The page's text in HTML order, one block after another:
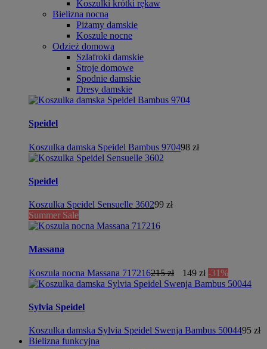
Koszulki krótki rękaw
Bielizna nocna
Piżamy damskie
Koszule nocne
Odzież domowa
Szlafroki damskie
Stroje domowe
Spodnie damskie
Dresy damskie
Speidel
Koszulka damska Speidel Bambus 970498 zł
Speidel
Koszulka Speidel Sensuelle 360299 zł
Summer Sale
Massana
Koszula nocna Massana 717216215 zł 149 zł -31%
Sylvia Speidel
Koszulka damska Sylvia Speidel Swenja Bambus 5004495 zł
Bielizna funkcyjna